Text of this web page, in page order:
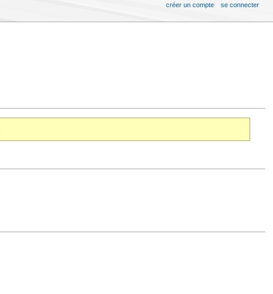
créer un compte se connecter